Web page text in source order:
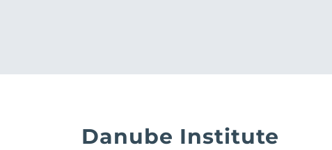
Danube Institute